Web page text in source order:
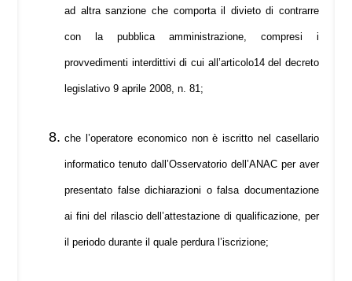
ad altra sanzione che comporta il divieto di contrarre
con la pubblica amministrazione, compresi i
provvedimenti interdittivi di cui all’articolo14 del decreto
legislativo 9 aprile 2008, n. 81;
che l’operatore economico non è iscritto nel casellario
informatico tenuto dall’Osservatorio dell’ANAC per aver
presentato false dichiarazioni o falsa documentazione
ai fini del rilascio dell’attestazione di qualificazione, per
il periodo durante il quale perdura l’iscrizione;